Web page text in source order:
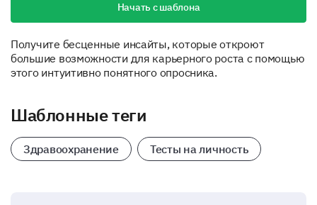
Начать с шаблона
Получите бесценные инсайты, которые откроют
большие возможности для карьерного роста с помощью
этого интуитивно понятного опросника.
Шаблонные теги
Здравоохранение Тесты на личность